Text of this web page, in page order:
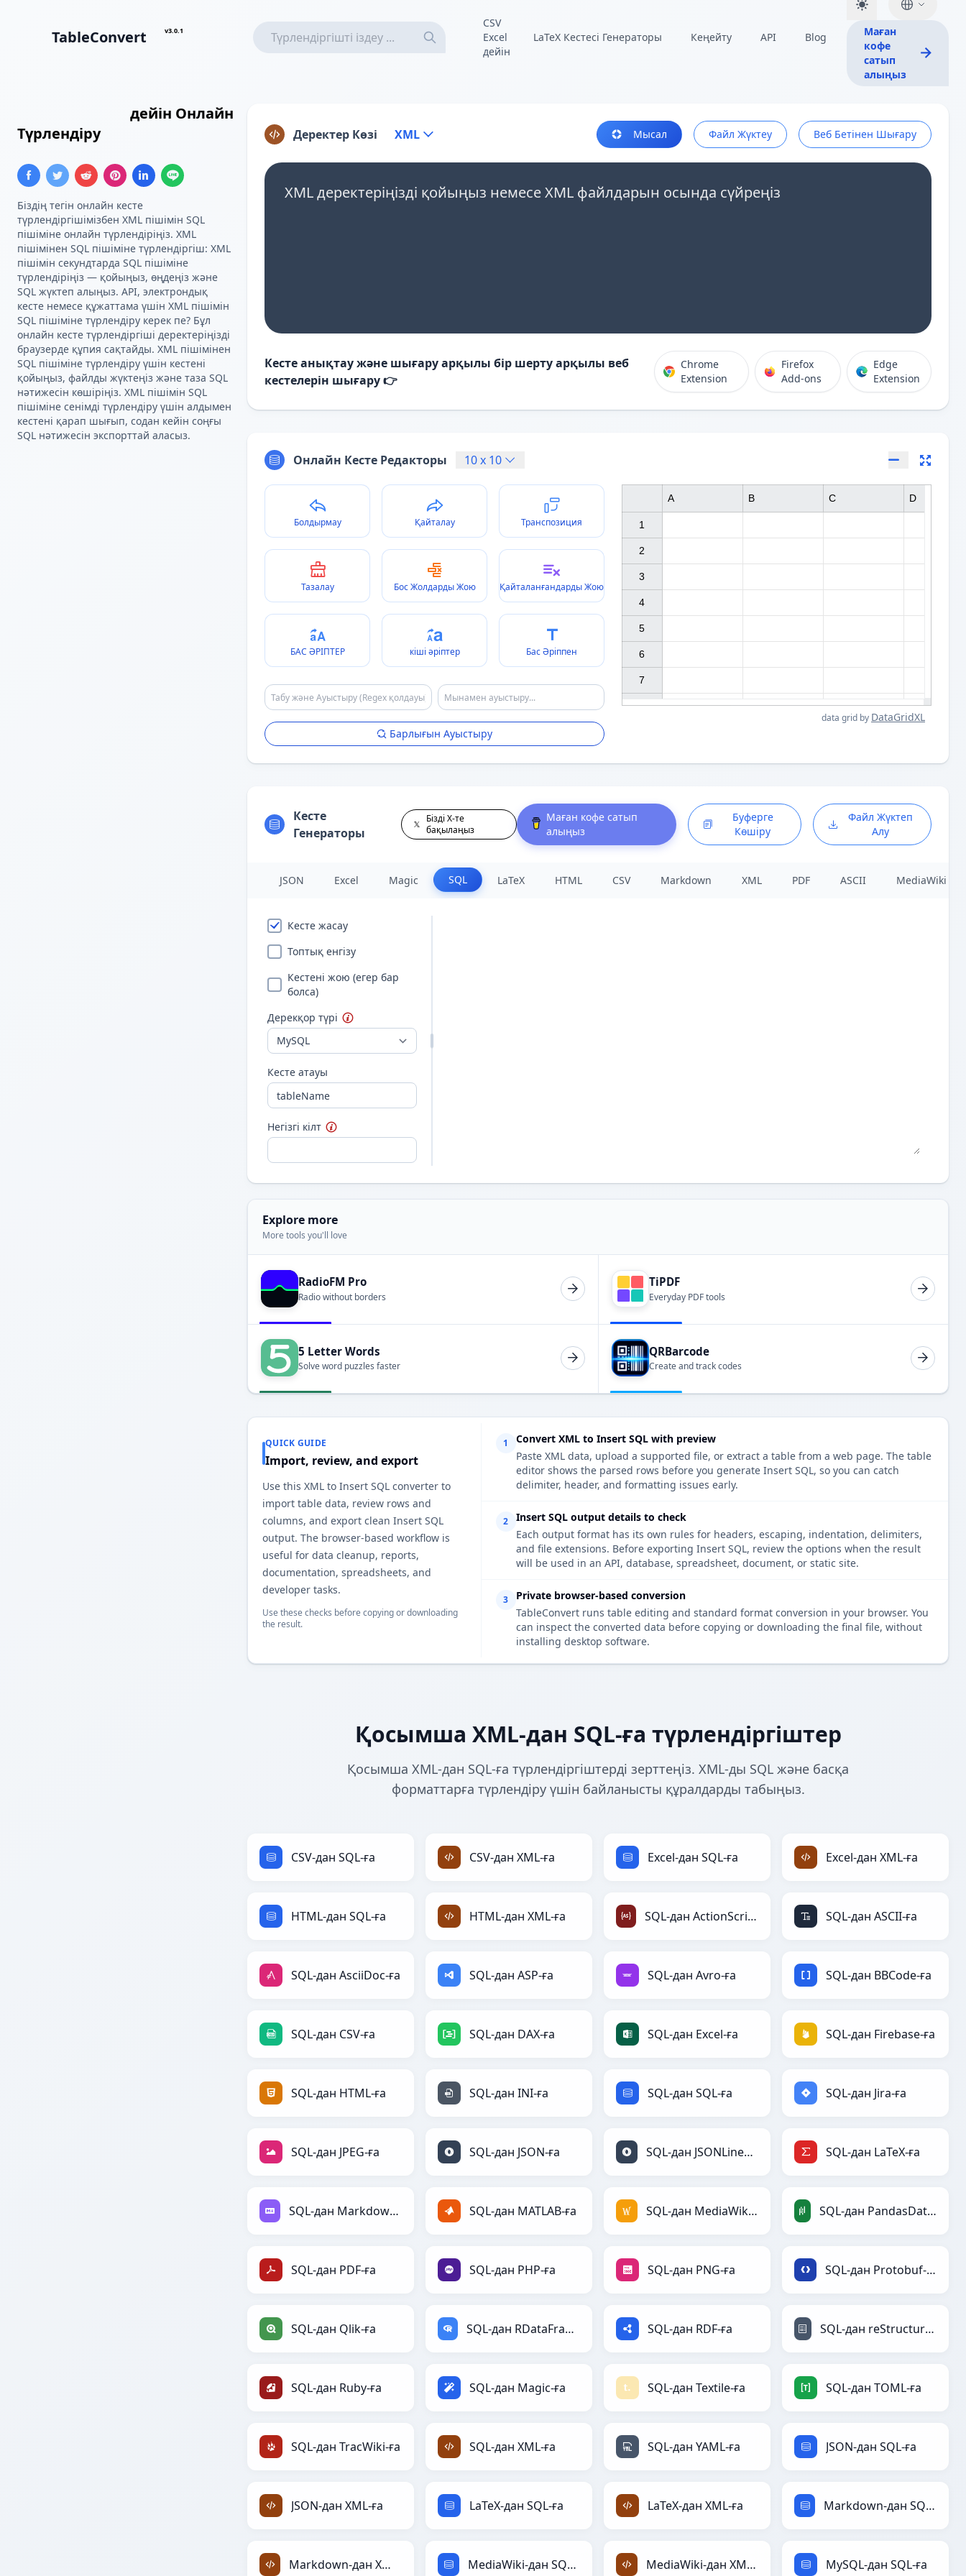
TableConvert v3.0.1
CSV
Excel
дейін
LaTeX Кестесі Генераторы Кеңейту API Blog
Маған
кофе
сатып
алыңыз
дейін Онлайн
Түрлендіру
Біздің тегін онлайн кесте
түрлендіргішімізбен XML пішімін SQL
пішіміне онлайн түрлендіріңіз. XML
пішімінен SQL пішіміне түрлендіргіш: XML
пішімін секундтарда SQL пішіміне
түрлендіріңіз — қойыңыз, өңдеңіз және
SQL жүктеп алыңыз. API, электрондық
кесте немесе құжаттама үшін XML пішімін
SQL пішіміне түрлендіру керек пе? Бұл
онлайн кесте түрлендіргіші деректеріңізді
браузерде құпия сақтайды. XML пішімінен
SQL пішіміне түрлендіру үшін кестені
қойыңыз, файлды жүктеңіз және таза SQL
нәтижесін көшіріңіз. XML пішімін SQL
пішіміне сенімді түрлендіру үшін алдымен
кестені қарап шығып, содан кейін соңғы
SQL нәтижесін экспорттай аласыз.
Деректер Көзі XML Мысал Файл Жүктеу Веб Бетінен Шығару
XML деректеріңізді қойыңыз немесе XML файлдарын осында сүйреңіз
Кесте анықтау және шығару арқылы бір шерту арқылы веб
кестелерін шығару 👉
Chrome
Extension
Firefox
Add-ons
Edge
Extension
Онлайн Кесте Редакторы 10x 10
Болдырмау Қайталау Транспозиция
Тазалау Бос Жолдарды Жою Қайталанғандарды Жою
БАС ӘРІПТЕР кіші әріптер Бас Әріппен
Барлығын Ауыстыру
data grid by DataGridXL
1
2
3
4
5
6
7
A B C D
Кесте
Генераторы
Бізді X-те
бақылаңыз
Маған кофе сатып
алыңыз
Буферге
Көшіру
Файл Жүктеп
Алу
JSON Excel Magic SQL LaTeX HTML CSV Markdown XML PDF ASCII MediaWiki
Кесте жасау
Топтық енгізу
Кестені жою (егер бар
болса)
Дерекқор түрі
Кесте атауы
Негізгі кілт
Explore more
More tools you'll love
RadioFM Pro
Radio without borders
TiPDF
Everyday PDF tools
5 Letter Words
Solve word puzzles faster
QRBarcode
Create and track codes
QUICK GUIDE
Import, review, and export
Use this XML to Insert SQL converter to
import table data, review rows and
columns, and export clean Insert SQL
output. The browser-based workflow is
useful for data cleanup, reports,
documentation, spreadsheets, and
developer tasks.
Use these checks before copying or downloading
the result.
1
Convert XML to Insert SQL with preview
Paste XML data, upload a supported file, or extract a table from a web page. The table
editor shows the parsed rows before you generate Insert SQL, so you can catch
delimiter, header, and formatting issues early.
2
Insert SQL output details to check
Each output format has its own rules for headers, escaping, indentation, delimiters,
and file extensions. Before exporting Insert SQL, review the options when the result
will be used in an API, database, spreadsheet, document, or static site.
3
Private browser-based conversion
TableConvert runs table editing and standard format conversion in your browser. You
can inspect the converted data before copying or downloading the final file, without
installing desktop software.
Қосымша XML-дан SQL-ға түрлендіргіштер
Қосымша XML-дан SQL-ға түрлендіргіштерді зерттеңіз. XML-ды SQL және басқа
форматтарға түрлендіру үшін байланысты құралдарды табыңыз.
CSV-дан SQL-ға CSV-дан XML-ға Excel-дан SQL-ға Excel-дан XML-ға
HTML-дан SQL-ға HTML-дан XML-ға SQL-дан ActionScript-ға SQL-дан ASCII-ға
SQL-дан AsciiDoc-ға SQL-дан ASP-ға SQL-дан Avro-ға SQL-дан BBCode-ға
SQL-дан CSV-ға SQL-дан DAX-ға SQL-дан Excel-ға SQL-дан Firebase-ға
SQL-дан HTML-ға SQL-дан INI-ға SQL-дан SQL-ға SQL-дан Jira-ға
SQL-дан JPEG-ға SQL-дан JSON-ға SQL-дан JSONLines-ға SQL-дан LaTeX-ға
SQL-дан Markdown-ға SQL-дан MATLAB-ға SQL-дан MediaWiki-ға SQL-дан PandasDataFrame-ға
SQL-дан PDF-ға SQL-дан PHP-ға SQL-дан PNG-ға SQL-дан Protobuf-ға
SQL-дан Qlik-ға SQL-дан RDataFrame-ға SQL-дан RDF-ға SQL-дан reStructuredText-ға
SQL-дан Ruby-ға SQL-дан Magic-ға SQL-дан Textile-ға SQL-дан TOML-ға
SQL-дан TracWiki-ға SQL-дан XML-ға SQL-дан YAML-ға JSON-дан SQL-ға
JSON-дан XML-ға LaTeX-дан SQL-ға LaTeX-дан XML-ға Markdown-дан SQL-ға
Markdown-дан XML-ға MediaWiki-дан SQL-ға MediaWiki-дан XML-ға MySQL-дан SQL-ға